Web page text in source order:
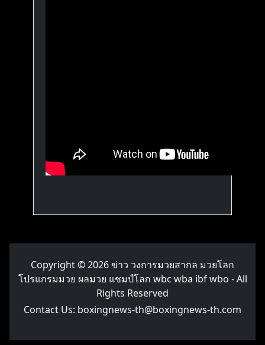
Copyright © 2026ข่าว วงการมวยสากล มวยโลก
โปรแกรมมวย ผลมวย แชมป์โลก wbc wba ibf wbo - All
Rights Reserved
Contact Us: boxingnews-th@boxingnews-th.com